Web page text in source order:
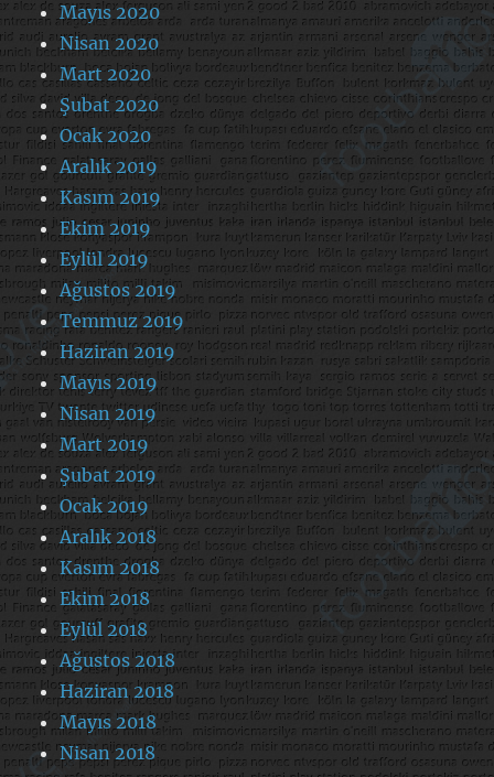
Mayıs 2020
Nisan 2020
Mart 2020
Şubat 2020
Ocak 2020
Aralık 2019
Kasım 2019
Ekim 2019
Eylül 2019
Ağustos 2019
Temmuz 2019
Haziran 2019
Mayıs 2019
Nisan 2019
Mart 2019
Şubat 2019
Ocak 2019
Aralık 2018
Kasım 2018
Ekim 2018
Eylül 2018
Ağustos 2018
Haziran 2018
Mayıs 2018
Nisan 2018